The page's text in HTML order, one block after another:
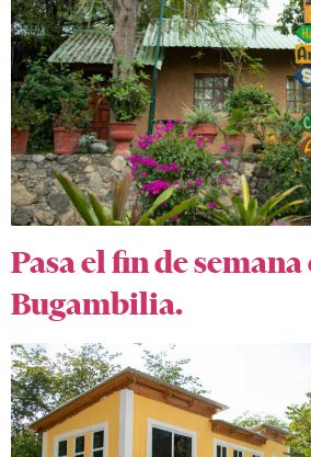
Pasa el fin de
Bugambilia.